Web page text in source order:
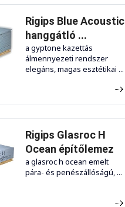
Rigips Blue Acoustic
hanggátló ...
a gyptone kazettás
álmennyezeti rendszer
elegáns, magas esztétikai ...
Rigips Glasroc H
Ocean építőlemez
a glasroc h ocean emelt
pára- és penészállóságú, ...